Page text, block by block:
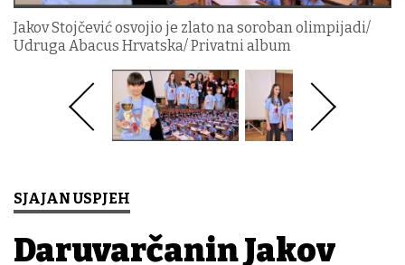
Jakov Stojčević osvojio je zlato na soroban olimpijadi/
Udruga Abacus Hrvatska/ Privatni album
SJAJAN USPJEH
Daruvarčanin Jakov